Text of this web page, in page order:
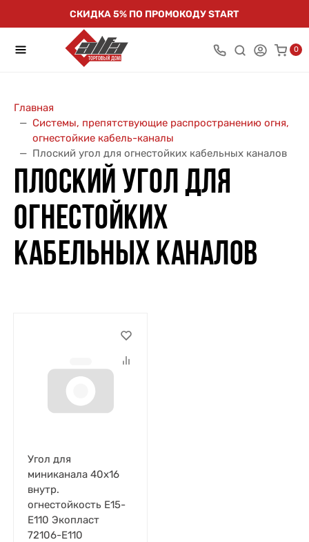
СКИДКА 5% ПО ПРОМОКОДУ START
0
Главная
Системы, препятствующие распространению огня,
огнестойкие кабель-каналы
Плоский угол для огнестойких кабельных каналов
ПЛОСКИЙ УГОЛ ДЛЯ
ОГНЕСТОЙКИХ
КАБЕЛЬНЫХ КАНАЛОВ
Угол для
миниканала 40х16
внутр.
огнестойкость E15-
E110 Экопласт
72106-E110